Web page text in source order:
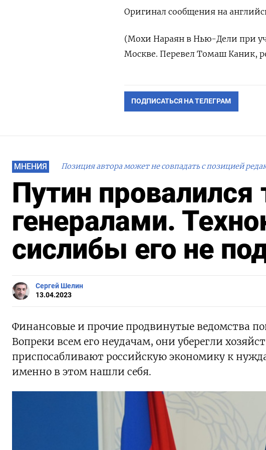
Оригинал сообщения на
(Мохи Нараян в Нью-Дели при
Москве. Перевел Томаш Каник,
ПОДПИСАТЬСЯ НА ТЕЛЕГРАМ
МНЕНИЯ Позиция автора может не совпадать с позицией
Путин провалился
генералами.
сислибы его не
Сергей Шелин
13.04.2023
Финансовые и прочие продвинутые ведомства
Вопреки всем его неудачам, они уберегли
приспосабливают российскую экономику к
именно в этом нашли себя.